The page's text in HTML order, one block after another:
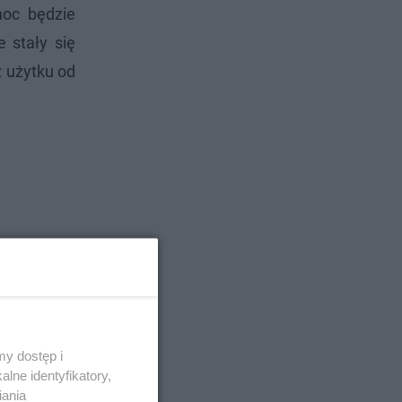
będzie
stały się
użytku od
dostęp i
identyfikatory,